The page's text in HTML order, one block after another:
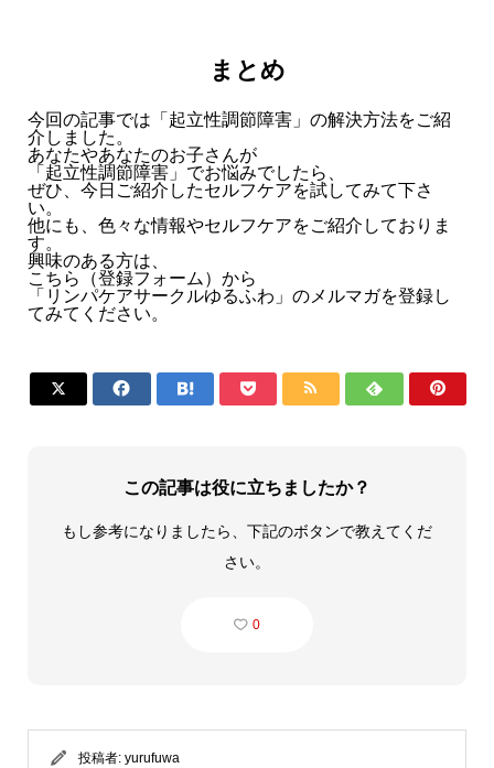
まとめ
今回の記事では「起立性調節障害」の解決方法をご紹
介しました。
あなたやあなたのお子さんが
「起立性調節障害」でお悩みでしたら、
ぜひ、今日ご紹介したセルフケアを試してみて下さ
い。
他にも、色々な情報やセルフケアをご紹介しておりま
す。
興味のある方は、
こちら（登録フォーム ）から
「リンパケアサークルゆるふわ」のメルマガを登録し
てみてください。
      
この記事は役に立ちましたか？
もし参考になりましたら、下記のボタンで教えてくだ
さい。
0
投稿者: yurufuwa